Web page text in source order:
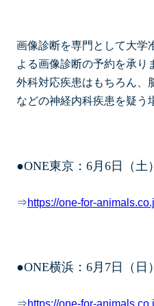
画像診断を専門として大学
よる画像診断の予約を承り
外科対応疾患はもちろん、
などの神経内科疾患を疑う
●ONE東京：6月6日（土）
⇒https://one-for-
●ONE横浜：6月7日（日
⇒https://one-for-